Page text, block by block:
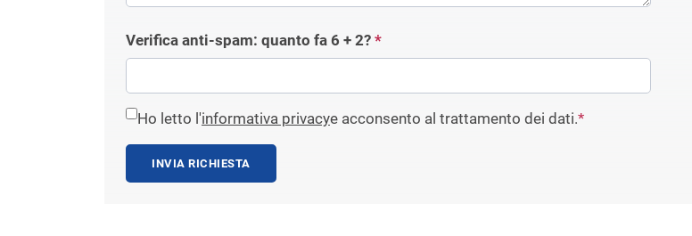
Verifica anti-spam: quanto fa 6 + 2? *
Ho letto l'informativa privacye acconsento al trattamento dei dati.*
INVIA RICHIESTA